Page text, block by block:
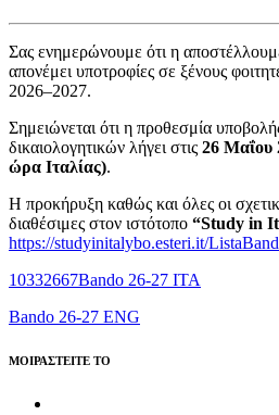
Σας ενημερώνουμε ότι η
απονέμει υποτροφίες σε ξένους
2026–2027.
Σημειώνεται ότι η προθεσμία
δικαιολογητικών λήγει στις 26 Μαΐου
ώρα Ιταλίας).
Η προκήρυξη καθώς και όλες οι
διαθέσιμες στον ιστότοπο “Study in
https://studyinitalybo.esteri.it/
10332667Bando 26-27 ITA
Bando 26-27 ENG
MOIΡΑΣΤΕΙΤΕ ΤΟ